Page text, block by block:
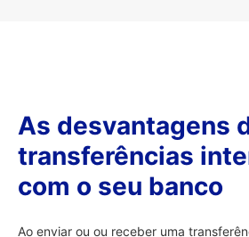
As desvantagens
transferências
com o seu banco
Ao enviar ou ou receber uma